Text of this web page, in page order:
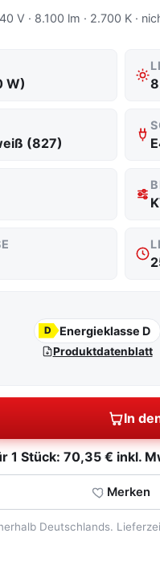
V · 8.100 lm · 2.700 K ·
W)
(827)
D Energieklasse D
Produktdatenblatt
In
1 Stück: 70,35 € inkl.
Merken
Deutschlands.